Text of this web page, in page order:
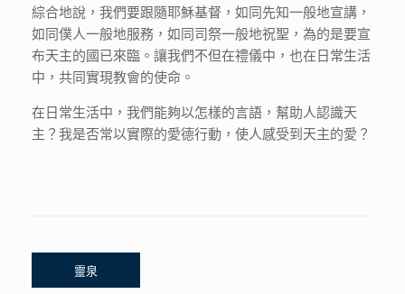
綜合地說，我們要跟隨耶穌基督，如同先知一般地宣講，
如同僕人一般地服務，如同司祭一般地祝聖，為的是要宣
布天主的國已來臨。讓我們不但在禮儀中，也在日常生活
中，共同實現教會的使命。
在日常生活中，我們能夠以怎樣的言語，幫助人認識天
主？我是否常以實際的愛德行動，使人感受到天主的愛？